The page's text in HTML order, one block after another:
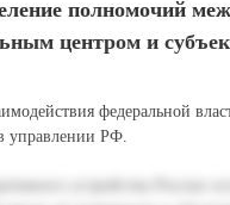
полномочий
центром и
федеральной
управлении РФ.